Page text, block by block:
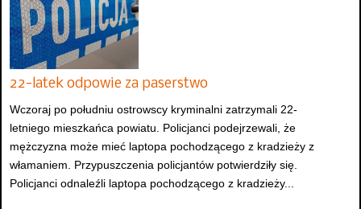
22-latek odpowie za paserstwo
Wczoraj po południu ostrowscy kryminalni zatrzymali 22-
letniego mieszkańca powiatu. Policjanci podejrzewali, że
mężczyzna może mieć laptopa pochodzącego z kradzieży z
włamaniem. Przypuszczenia policjantów potwierdziły się.
Policjanci odnaleźli laptopa pochodzącego z kradzieży...